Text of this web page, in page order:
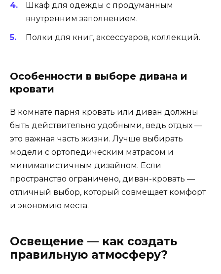
Шкаф для одежды с продуманным
внутренним заполнением.
Полки для книг, аксессуаров, коллекций.
Особенности в выборе дивана и
кровати
В комнате парня кровать или диван должны
быть действительно удобными, ведь отдых —
это важная часть жизни. Лучше выбирать
модели с ортопедическим матрасом и
минималистичным дизайном. Если
пространство ограничено, диван-кровать —
отличный выбор, который совмещает комфорт
и экономию места.
Освещение — как создать
правильную атмосферу?